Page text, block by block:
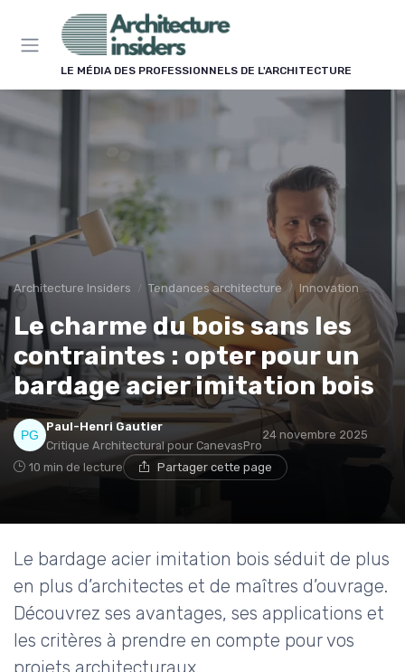
LE MÉDIA DES PROFESSIONNELS DE L'ARCHITECTURE
Architecture Insiders Tendances architecture Innovation
Le charme du bois sans les
contraintes : opter pour un
bardage acier imitation bois
Paul-Henri Gautier
Critique Architectural pour CanevasPro
24 novembre 2025
10 min de lecture Partager cette page
Le bardage acier imitation bois séduit de plus
en plus d’architectes et de maîtres d’ouvrage.
Découvrez ses avantages, ses applications et
les critères à prendre en compte pour vos
Panneau de gestion des cookies